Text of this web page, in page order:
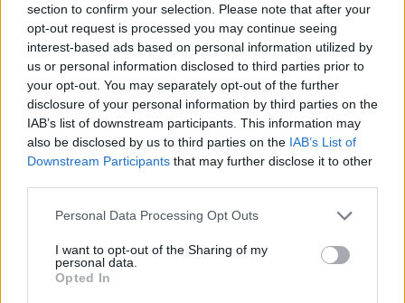
section to confirm your selection. Please note that after your
opt-out request is processed you may continue seeing
interest-based ads based on personal information utilized by
us or personal information disclosed to third parties prior to
your opt-out. You may separately opt-out of the further
disclosure of your personal information by third parties on the
IAB’s list of downstream participants. This information may
also be disclosed by us to third parties on the IAB’s List of
Downstream Participants that may further disclose it to other
Personal Data Processing Opt Outs
I want to opt-out of the Sharing of my
personal data.
Opted In
A vitorlavirág ideális szobanövény, hiszen kiválóan tűri a meleget
és a fényszegény környezetet.
Születésnapi programokkal várja a
hétvégén a közönséget a 160 éves